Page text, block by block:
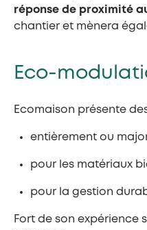
réponse de proximité
chantier et mènera
Eco-
Ecomaison présente
entièrement ou
pour les matériaux
pour la gestion
Fort de son expérience